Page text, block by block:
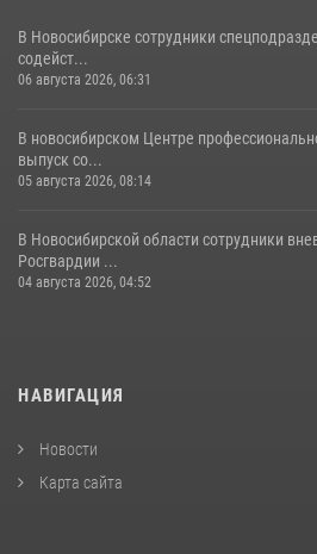
В Новосибирске сотрудники
содейст...
06 августа 2026, 06:31
В новосибирском Центре
выпуск со...
05 августа 2026, 08:14
В Новосибирской области сотрудники
Росгвардии ...
04 августа 2026, 04:52
НАВИГАЦИЯ
Новости
Карта сайта